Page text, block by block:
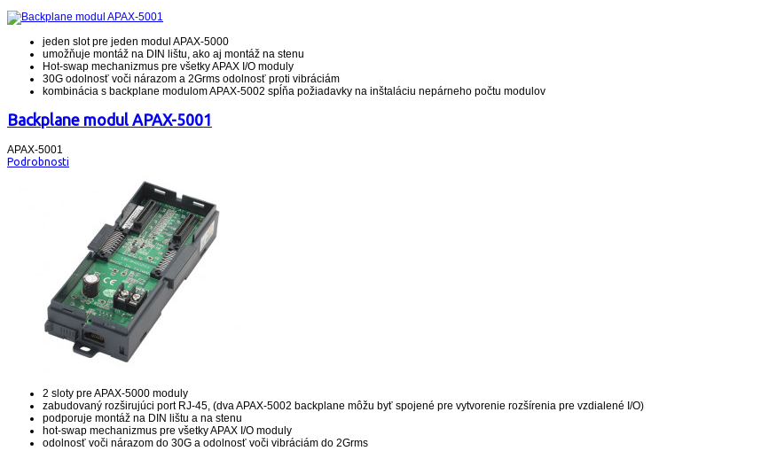
jeden slot pre jeden modul APAX-5000
umožňuje montáž na DIN lištu, ako aj montáž na stenu
Hot-swap mechanizmus pre všetky APAX I/O moduly
30G odolnosť voči nárazom a 2Grms odolnosť proti vibráciám
kombinácia s backplane modulom APAX-5002 spĺňa požiadavky na inštaláciu nepárneho počtu modulov
Backplane modul APAX-5001
APAX-5001
Podrobnosti
2 sloty pre APAX-5000 moduly
zabudovaný rozširujúci port RJ-45, (dva APAX-5002 backplane môžu byť spojené pre vytvorenie rozšírenia pre vzdialené I/O)
podporuje montáž na DIN lištu a na stenu
hot-swap mechanizmus pre všetky APAX I/O moduly
odolnosť voči nárazom do 30G a odolnosť voči vibráciám do 2Grms